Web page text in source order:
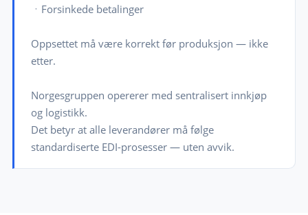
ㆍForsinkede betalinger
Oppsettet må være korrekt før produksjon — ikke
etter.
Norgesgruppen opererer med sentralisert innkjøp
og logistikk.
Det betyr at alle leverandører må følge
standardiserte EDI-prosesser — uten avvik.